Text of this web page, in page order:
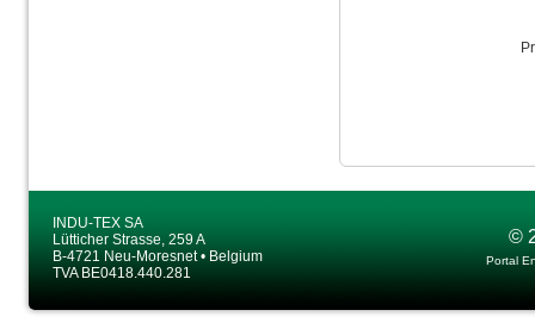
INDU-TEX SA
Lütticher Strasse, 259 A
B-4721 Neu-Moresnet • Belgium
TVA BE0418.440.281
©
Portal